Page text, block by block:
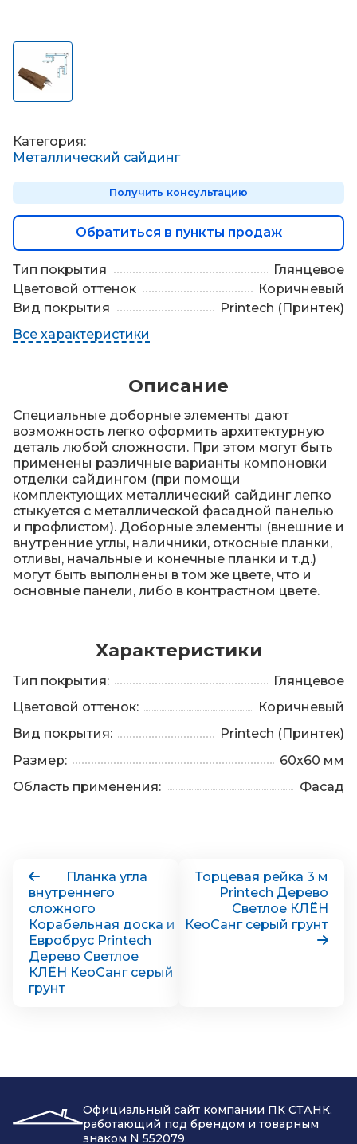
д
о
м
т
е
р
и
а
л
в
Категория:
Металлический сайдинг
Получить консультацию
Обратиться в пункты продаж
Тип покрытия
Глянцевое
Цветовой оттенок
Коричневый
Вид покрытия
Printech (Принтек)
Все характеристики
Описание
Специальные доборные элементы дают
возможность легко оформить архитектурную
деталь любой сложности. При этом могут быть
применены различные варианты компоновки
отделки сайдингом (при помощи
комплектующих металлический сайдинг легко
стыкуется с металлической фасадной панелью
и профлистом). Доборные элементы (внешние и
внутренние углы, наличники, откосные планки,
отливы, начальные и конечные планки и т.д.)
могут быть выполнены в том же цвете, что и
основные панели, либо в контрастном цвете.
Характеристики
Тип покрытия:
Глянцевое
Цветовой оттенок:
Коричневый
Вид покрытия:
Printech (Принтек)
Размер:
60x60 мм
Область применения:
Фасад
Планка угла
внутреннего
сложного
Корабельная доска и
Евробрус Printech
Дерево Светлое
КЛЁН КеоСанг серый
грунт
Торцевая рейка 3 м
Printech Дерево
Светлое КЛЁН
КеоСанг серый грунт
Официальный сайт компании ПК СТАНК,
работающий под брендом и товарным
знаком N 552079